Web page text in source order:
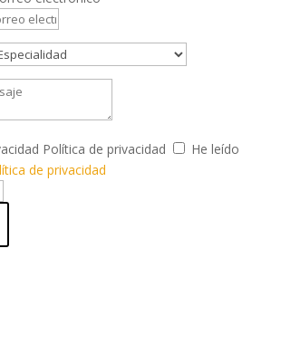
Política de privacidad
He leído
de privacidad